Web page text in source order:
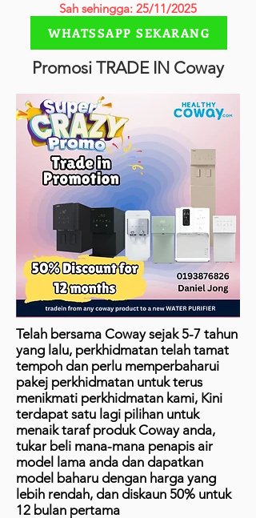
Sah sehingga: 25/11/2025
WHATSSAPP SEKARANG
Promosi TRADE IN Coway
Telah bersama Coway sejak 5-7 tahun
yang lalu, perkhidmatan telah tamat
tempoh dan perlu memperbaharui
pakej perkhidmatan untuk terus
menikmati perkhidmatan kami, Kini
terdapat satu lagi pilihan untuk
menaik taraf produk Coway anda,
tukar beli mana-mana penapis air
model lama anda dan dapatkan
model baharu dengan harga yang
lebih rendah, dan diskaun 50% untuk
12 bulan pertama